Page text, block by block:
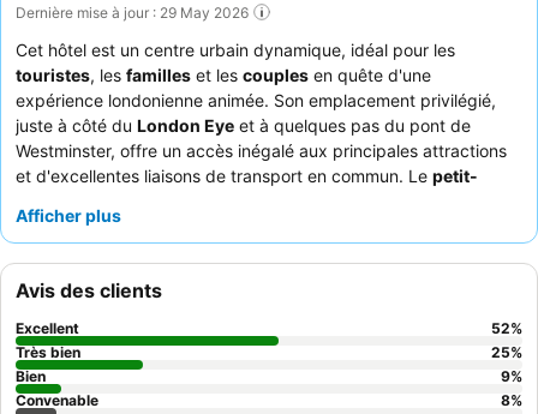
Dernière mise à jour : 29 May 2026
Cet hôtel est un centre urbain dynamique, idéal pour les
touristes, les familles et les couples en quête d'une
expérience londonienne animée. Son emplacement privilégié,
juste à côté du London Eye et à quelques pas du pont de
Westminster, offre un accès inégalé aux principales attractions
et d'excellentes liaisons de transport en commun. Le petit-
d'options, garantissant un excellent début de journée pour toute
exceptionnellement amical et attentif
répondre à tous les besoins. Pour un séjour plus calme, il est
conseillé aux clients de demander une chambre donnant sur le
jardin.
Afficher plus
Avis des clients
Excellent 52%
Très bien
25%
Bien
9%
Convenable
8%